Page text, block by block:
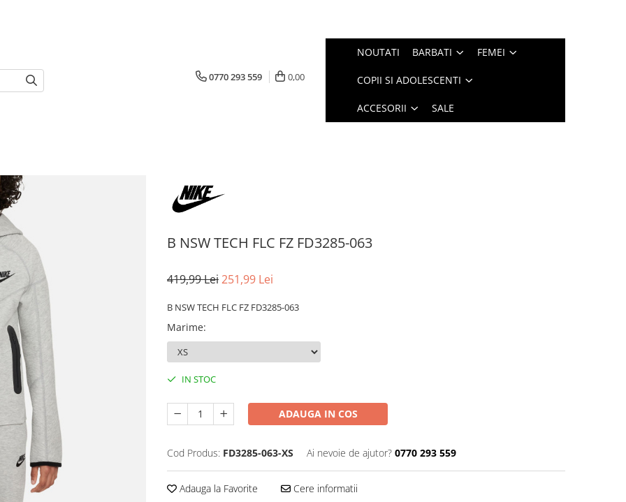
0770 293 559 0,00
NOUTATI BARBATI FEMEI
COPII SI ADOLESCENTI
ACCESORII SALE
B NSW TECH FLC FZ FD3285-063
419,99 Lei251,99 Lei
B NSW TECH FLC FZ FD3285-063
Marime:
IN STOC
ADAUGA IN COS
Cod Produs: FD3285-063-XS Ai nevoie de ajutor? 0770 293 559
Adauga la Favorite Cere informatii